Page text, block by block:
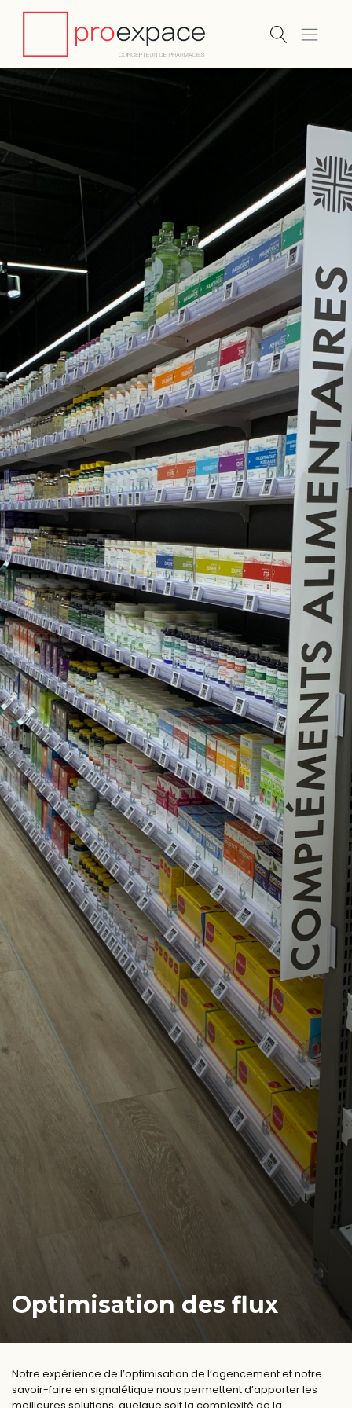
Optimisation des flux
Notre expérience de l’optimisation de l’agencement et notre
savoir-faire en signalétique nous permettent d’apporter les
meilleures solutions, quelque soit la complexité de la